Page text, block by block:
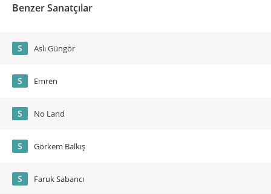
Benzer Sanatçılar
S Aslı Güngör
S Emren
S No Land
S Görkem Balkış
S Faruk Sabancı